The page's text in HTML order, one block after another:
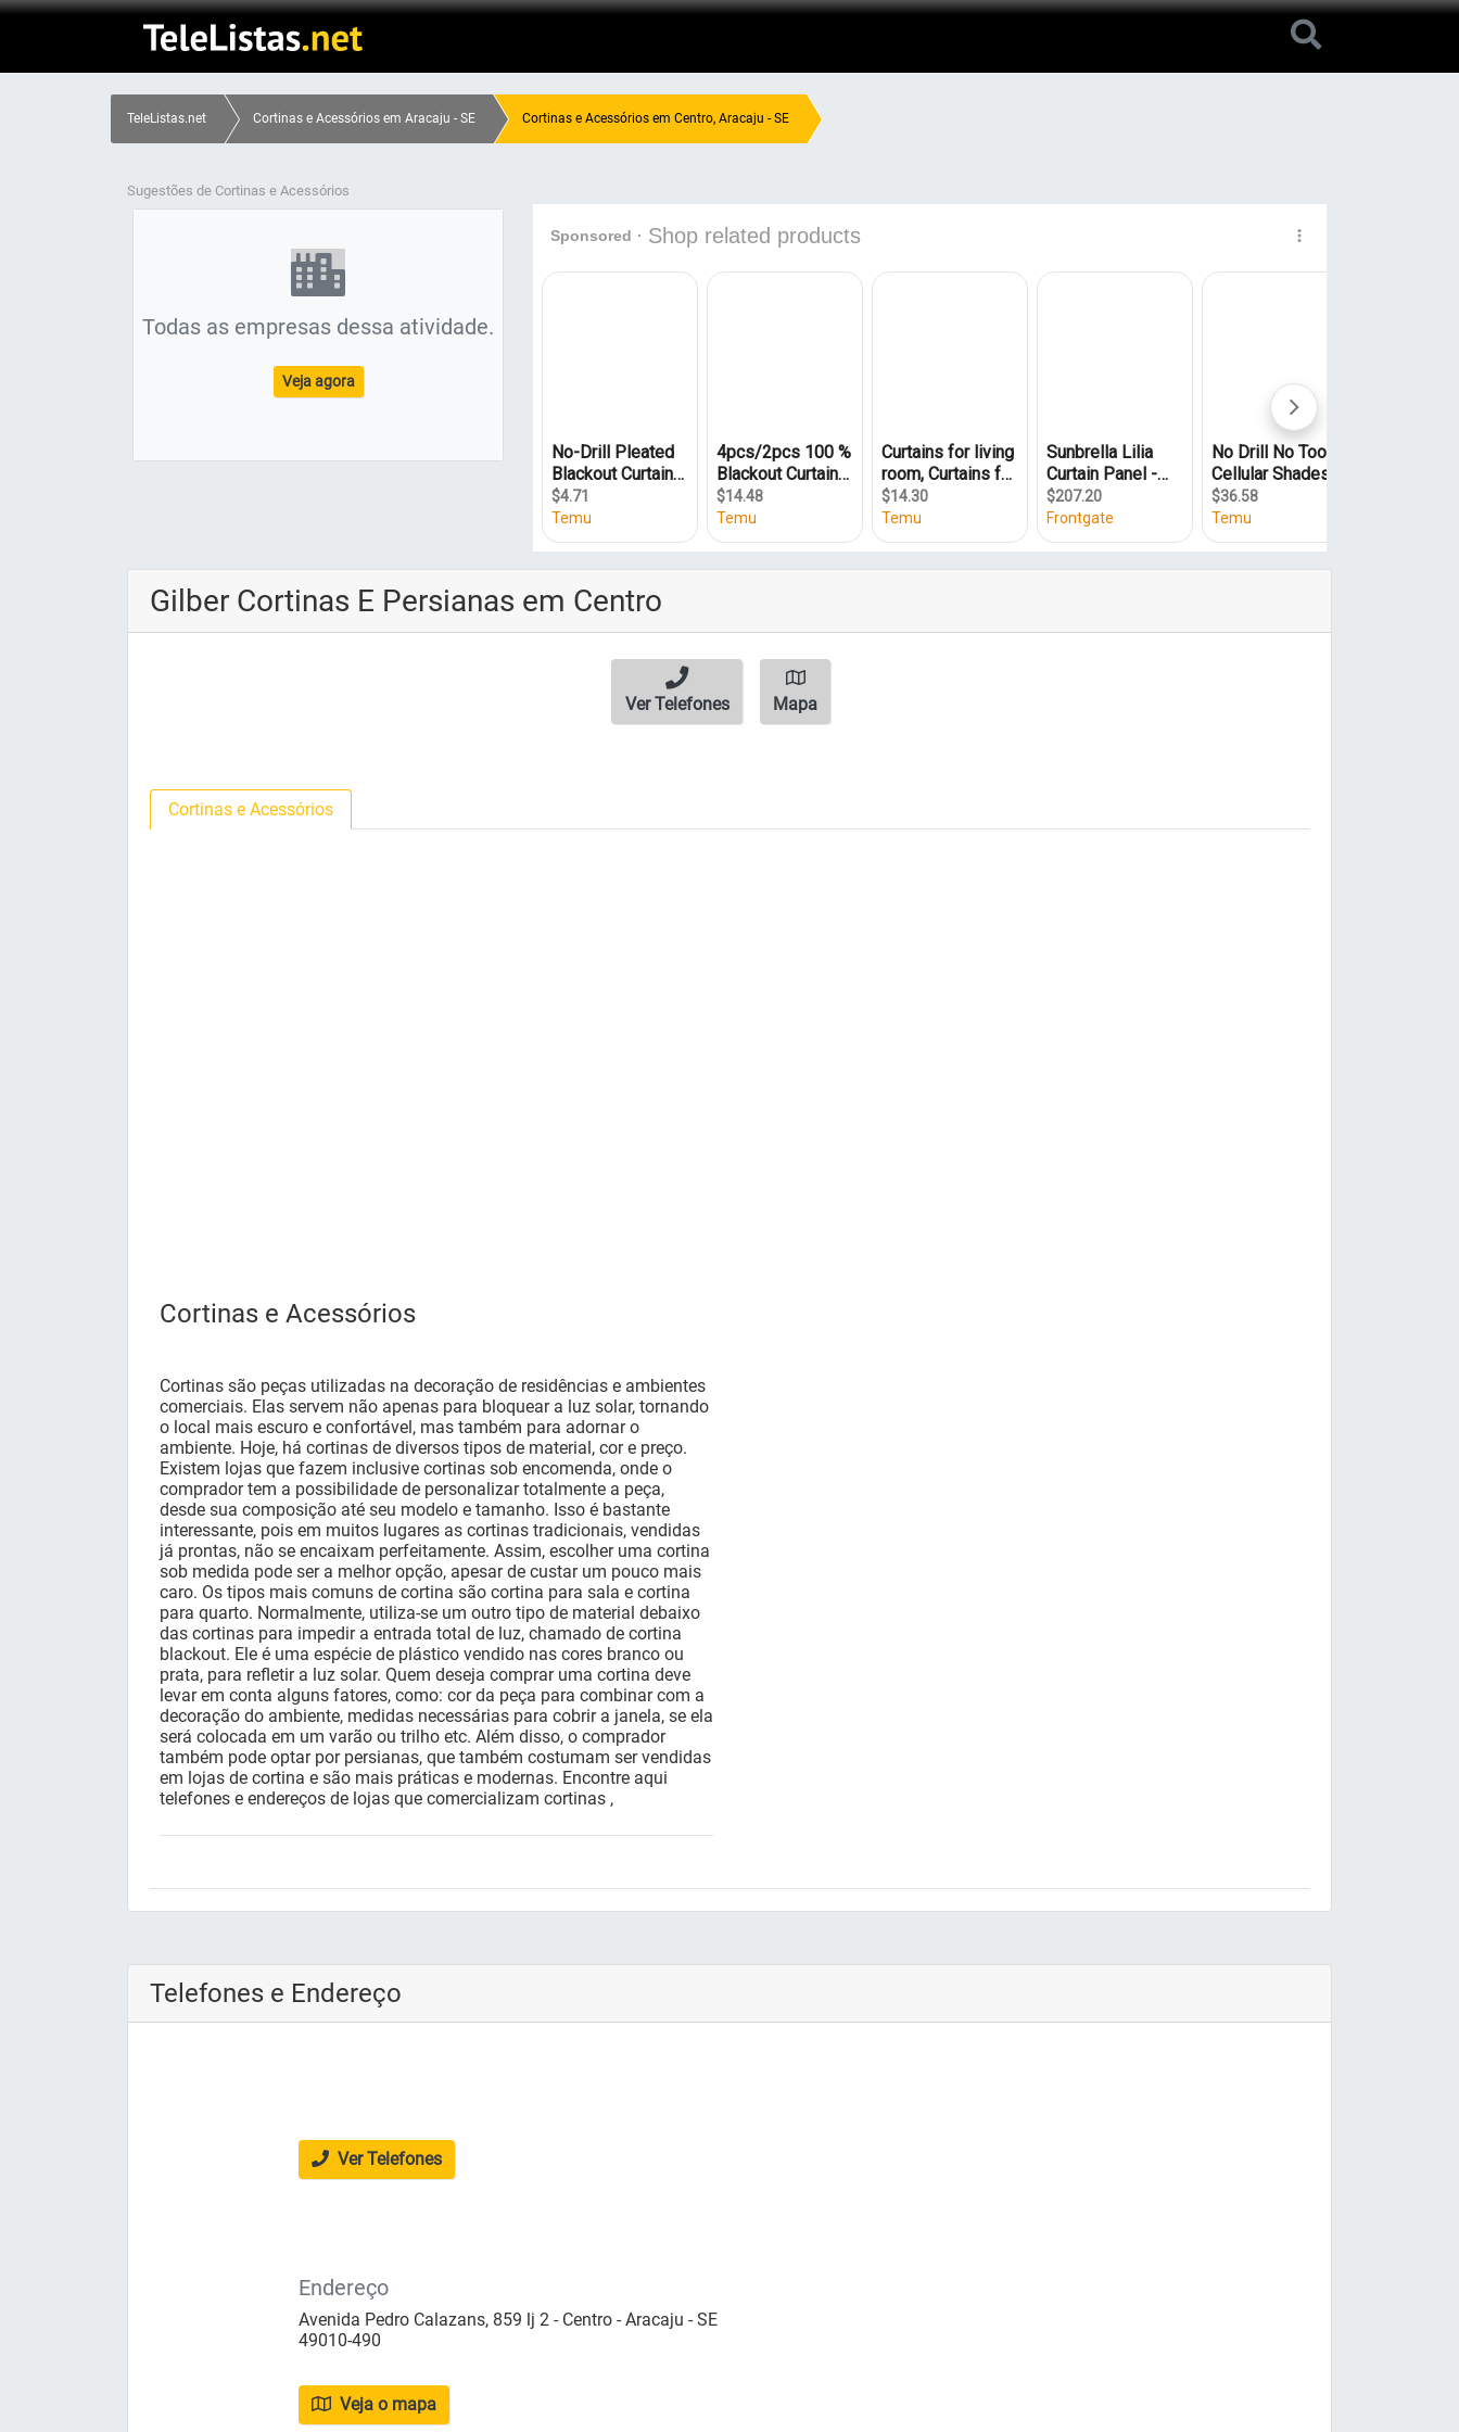
TeleListas.net Cortinas e Acessórios em Aracaju - SE Cortinas e Acessórios em Centro, Aracaju - SE
Sugestões de Cortinas e Acessórios
Todas as empresas dessa atividade.
Veja agora
Gilber Cortinas E Persianas em Centro
Ver Telefones Mapa
Cortinas e Acessórios
Cortinas e Acessórios
Cortinas são peças utilizadas na decoração de residências e ambientes
comerciais. Elas servem não apenas para bloquear a luz solar, tornando
o local mais escuro e confortável, mas também para adornar o
ambiente. Hoje, há cortinas de diversos tipos de material, cor e preço.
Existem lojas que fazem inclusive cortinas sob encomenda, onde o
comprador tem a possibilidade de personalizar totalmente a peça,
desde sua composição até seu modelo e tamanho. Isso é bastante
interessante, pois em muitos lugares as cortinas tradicionais, vendidas
já prontas, não se encaixam perfeitamente. Assim, escolher uma cortina
sob medida pode ser a melhor opção, apesar de custar um pouco mais
caro. Os tipos mais comuns de cortina são cortina para sala e cortina
para quarto. Normalmente, utiliza-se um outro tipo de material debaixo
das cortinas para impedir a entrada total de luz, chamado de cortina
blackout. Ele é uma espécie de plástico vendido nas cores branco ou
prata, para refletir a luz solar. Quem deseja comprar uma cortina deve
levar em conta alguns fatores, como: cor da peça para combinar com a
decoração do ambiente, medidas necessárias para cobrir a janela, se ela
será colocada em um varão ou trilho etc. Além disso, o comprador
também pode optar por persianas, que também costumam ser vendidas
em lojas de cortina e são mais práticas e modernas. Encontre aqui
telefones e endereços de lojas que comercializam cortinas ,
Telefones e Endereço
Ver Telefones
Endereço
Avenida Pedro Calazans, 859 lj 2 - Centro - Aracaju - SE
49010-490
Veja o mapa